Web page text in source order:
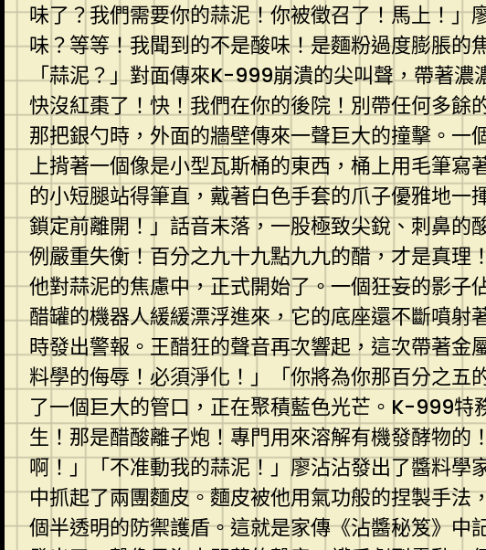
味了？我們需要你的蒜泥！你被徵召了！馬上！
味？等等！我聞到的不是酸味！是麵粉過度膨脹
「蒜泥？」對面傳來K-999崩潰的尖叫聲，帶著
快沒紅棗了！快！我們在你的後院！別帶任何多
那把銀勺時，外面的牆壁傳來一聲巨大的撞擊。
上揹著一個像是小型瓦斯桶的東西，桶上用毛筆
的小短腿站得筆直，戴著白色手套的爪子優雅地
鎖定前離開！」話音未落，一股極致尖銳、刺鼻
例嚴重失衡！百分之九十九點九九的醋，才是真
他對蒜泥的焦慮中，正式開始了。一個狂妄的影
醋罐的機器人緩緩漂浮進來，它的底座還不斷噴
時發出警報。王醋狂的聲音再次響起，這次帶著
料學的侮辱！必須淨化！」「你將為你那百分之
了一個巨大的管口，正在聚積藍色光芒。K-999特
生！那是醋酸離子炮！專門用來溶解有機發酵物
啊！」「不准動我的蒜泥！」廖沾沾發出了醬料學
中抓起了兩團麵皮。麵皮被他用氣功般的捏製手
個半透明的防禦護盾。這就是家傳《沾醬秘笈》